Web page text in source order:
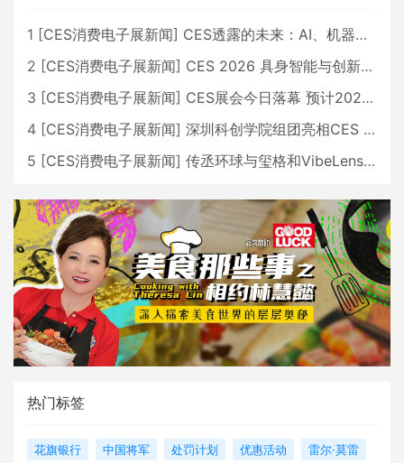
1 [CES消费电子展新闻] CES透露的未来：AI、机器人与智能生活大爆发
2 [CES消费电子展新闻] CES 2026 具身智能与创新领域 中国公司大放异彩
3 [CES消费电子展新闻] CES展会今日落幕 预计2026行业收入将超五千亿美元
4 [CES消费电子展新闻] 深圳科创学院组团亮相CES 广受好评
5 [CES消费电子展新闻] 传丞环球与玺格和VibeLens共同推出全新耳机
热门标签
花旗银行 中国将军 处罚计划 优惠活动
雷尔·莫雷